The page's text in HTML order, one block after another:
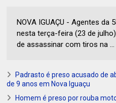
NOVA IGUAÇU - Agentes da
nesta terça-feira (23 de
de assassinar com tiros na ...
Padrasto é preso acusado de
de 9 anos em Nova Iguaçu
Homem é preso por rouba